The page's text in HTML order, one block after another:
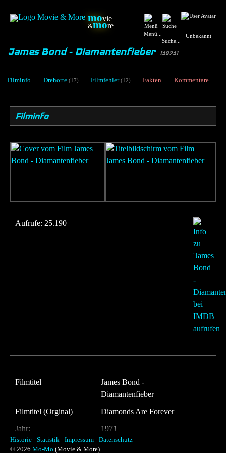
movie
&more
Menü...
Suche...
Unbekannt
James Bond - Diamantenfieber [1971]
Filminfo Drehorte (17) Filmfehler (12) Fakten Kommentare
Filminfo
Aufrufe: 25.190
Filmtitel
James Bond -
Diamantenfieber
Filmtitel (Orginal)
Diamonds Are Forever
Jahr:
1971
Land:
Historie - Statistik - Impressum - Datenschutz
© 2026 Mo-Mo (Movie & More)